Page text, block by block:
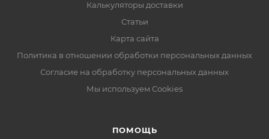
Калькуляторы доставки
Статьи
Карта сайта
Политика в отношении обработки персональных данных
Согласие на обработку персональных данных
Мы используем Cookies
ПОМОЩЬ